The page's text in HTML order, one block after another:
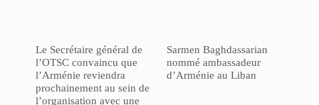
Le Secrétaire général de
l’OTSC convaincu que
l’Arménie reviendra
prochainement au sein de
l’organisation avec une
Sarmen Baghdassarian
nommé ambassadeur
d’Arménie au Liban